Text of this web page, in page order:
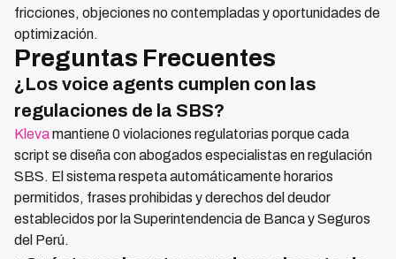
fricciones, objeciones no contempladas y oportunidades de
optimización.
Preguntas Frecuentes
¿Los voice agents cumplen con las
regulaciones de la SBS?
Klevamantiene 0 violaciones regulatorias porque cada
script se diseña con abogados especialistas en regulación
SBS. El sistema respeta automáticamente horarios
permitidos, frases prohibidas y derechos del deudor
establecidos por la Superintendencia de Banca y Seguros
del Perú.